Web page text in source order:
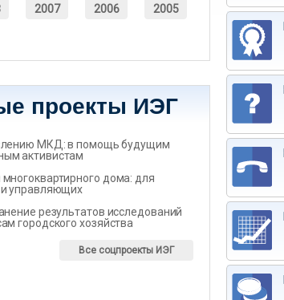
2007 2006 2005
проекты ИЭГ
МКД: в помощь будущим
активистам
дома: для
управляющих
результатов исследований
городского хозяйства
Все соцпроекты ИЭГ